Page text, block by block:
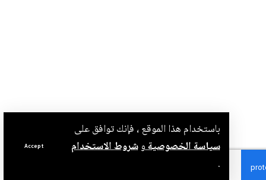
باستخدام هذا الموقع ، فإنك توافق على
سياسة الخصوصيةوشروط الاستخدام